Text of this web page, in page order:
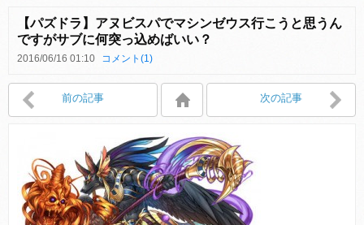
【パズドラ】アヌビスパでマシンゼウス行こうと思うん
ですがサブに何突っ込めばいい？
2016/06/16 01:10 コメント(1)
前の記事 次の記事